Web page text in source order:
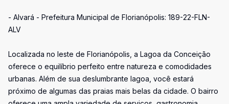
- Alvará - Prefeitura Municipal de Florianópolis: 189-22-FLN-
ALV
Localizada no leste de Florianópolis, a Lagoa da Conceição
oferece o equilíbrio perfeito entre natureza e comodidades
urbanas. Além de sua deslumbrante lagoa, você estará
próximo de algumas das praias mais belas da cidade. O bairro